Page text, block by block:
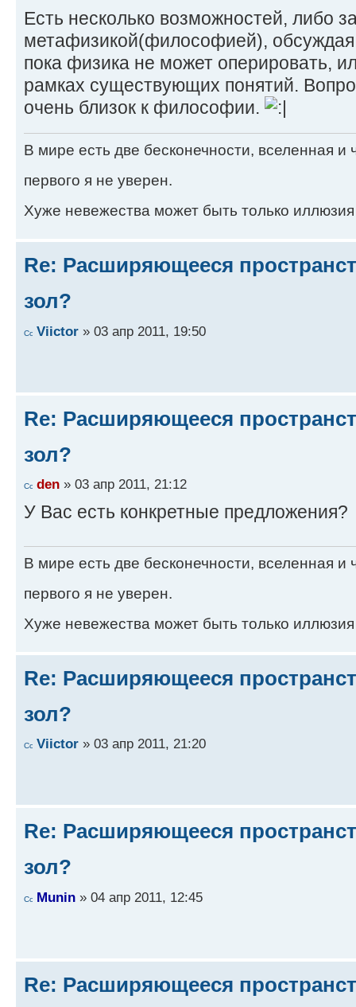
Есть несколько возможностей, либо
метафизикой(философией),
пока физика не может оперировать,
рамках существующих понятий.
очень близок к философии.
В мире есть две бесконечности, вселенная и
первого я не уверен.
Хуже невежества может быть только
Re: Расширяющееся
зол?
Viictor » 03 апр 2011, 19:50
Re: Расширяющееся
зол?
den » 03 апр 2011, 21:12
У Вас есть конкретные предложения?
В мире есть две бесконечности, вселенная и
первого я не уверен.
Хуже невежества может быть только
Re: Расширяющееся
зол?
Viictor » 03 апр 2011, 21:20
Re: Расширяющееся
зол?
Munin » 04 апр 2011, 12:45
Re: Расширяющееся